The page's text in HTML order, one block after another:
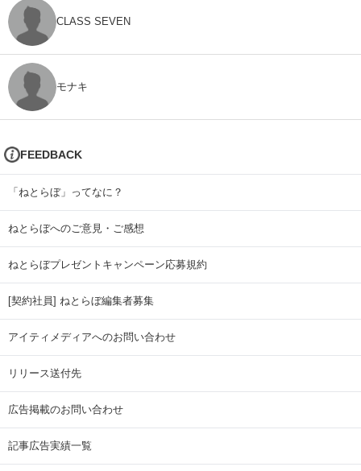
CLASS SEVEN
モナキ
FEEDBACK
「ねとらぼ」ってなに？
ねとらぼへのご意見・ご感想
ねとらぼプレゼントキャンペーン応募規約
[契約社員] ねとらぼ編集者募集
アイティメディアへのお問い合わせ
リリース送付先
広告掲載のお問い合わせ
記事広告実績一覧